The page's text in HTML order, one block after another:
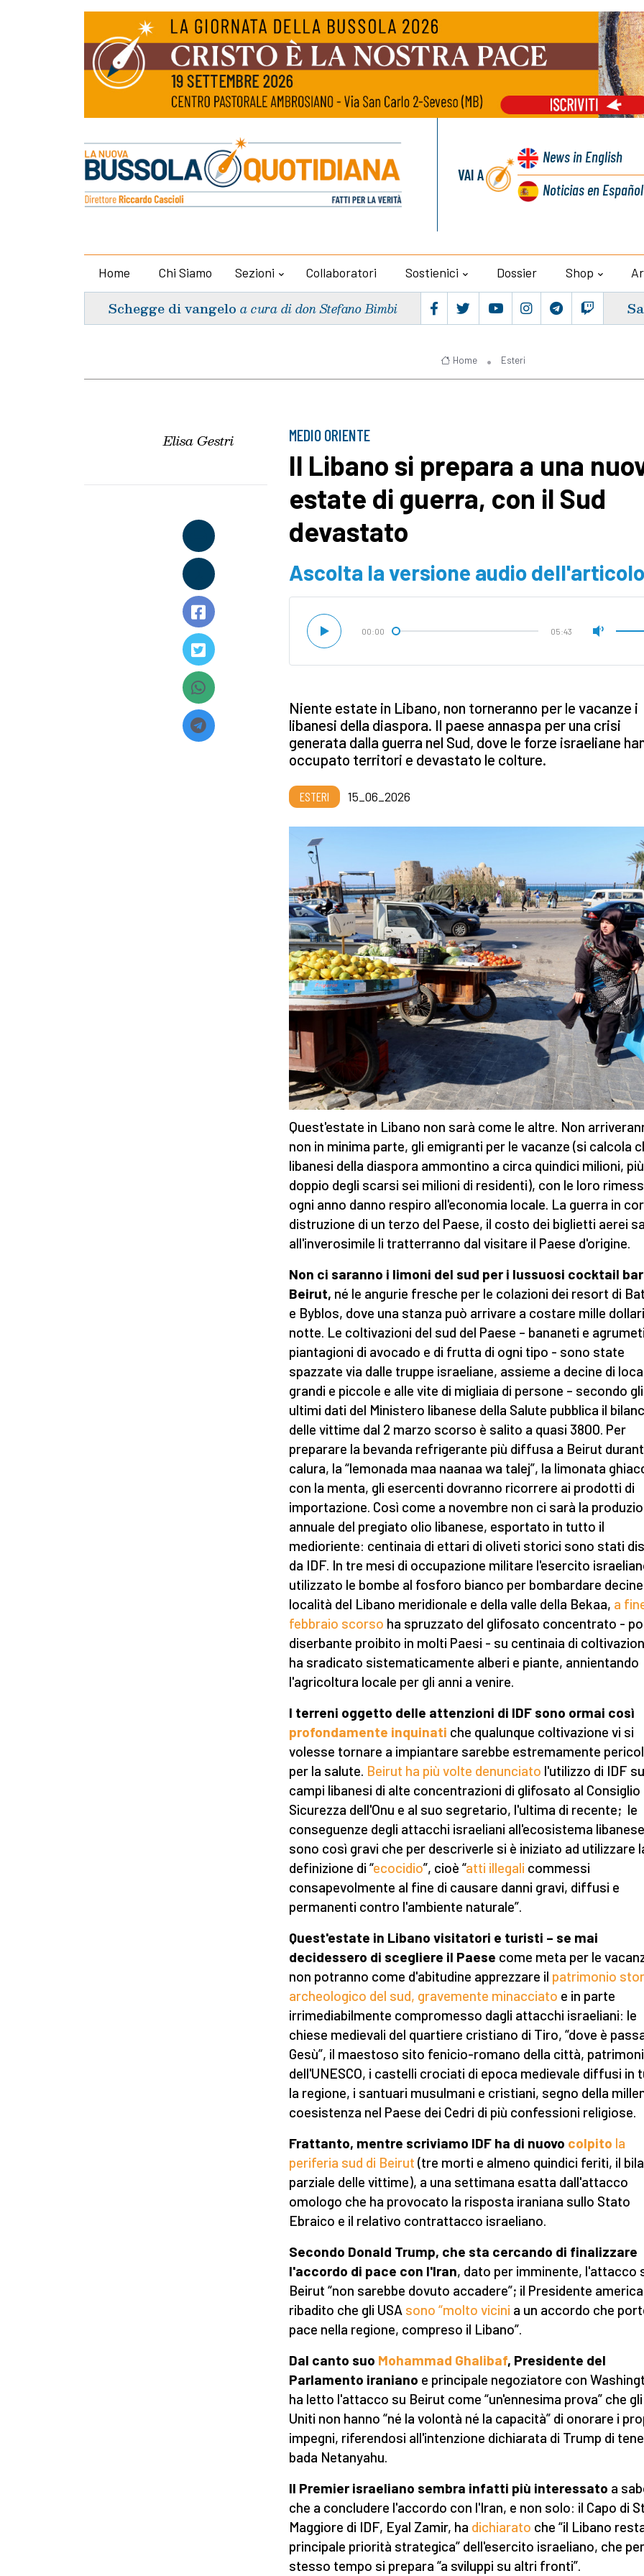
VAI A
Newsin English
Noticiasen Español
Home Chi Siamo Sezioni Collaboratori Sostienici Dossier Shop
Schegge di vangelo a cura di don Stefano Bimbi
Home Esteri
Elisa Gestri MEDIO ORIENTE
Il Libano si prepara a una
estate di guerra, con il Sud
devastato
Ascolta la versione audio dell'articolo
00:00 05:43
Niente estate in Libano, non torneranno per le vacanze i
libanesi della diaspora. Il paese annaspa per una crisi
generata dalla guerra nel Sud, dove le forze israeliane
occupato territori e devastato le colture.
ESTERI 15_06_2026
Quest'estate in Libano non sarà come le altre. Non
non in minima parte, gli emigranti per le vacanze (si calcola
libanesi della diaspora ammontino a circa quindici milioni,
doppio degli scarsi sei milioni di residenti), con le loro
ogni anno danno respiro all'economia locale. La guerra in
distruzione di un terzo del Paese, il costo dei biglietti aerei
all'inverosimile li tratterranno dal visitare il Paese d'origine.
Non ci saranno i limoni del sud per i lussuosi cocktail
Beirut, né le angurie fresche per le colazioni dei resort di
e Byblos, dove una stanza può arrivare a costare mille
notte. Le coltivazioni del sud del Paese – bananeti e
piantagioni di avocado e di frutta di ogni tipo - sono state
spazzate via dalle truppe israeliane, assieme a decine di
grandi e piccole e alle vite di migliaia di persone – secondo gli
ultimi dati del Ministero libanese della Salute pubblica il
delle vittime dal 2 marzo scorso è salito a quasi 3800. Per
preparare la bevanda refrigerante più diffusa a Beirut
calura, la “lemonada maa naanaa wa talej”, la limonata
con la menta, gli esercenti dovranno ricorrere ai prodotti di
importazione. Così come a novembre non ci sarà la
annuale del pregiato olio libanese, esportato in tutto il
medioriente: centinaia di ettari di oliveti storici sono stati
da IDF. In tre mesi di occupazione militare l'esercito
utilizzato le bombe al fosforo bianco per bombardare
località del Libano meridionale e della valle della Bekaa, a
febbraio scorso ha spruzzato del glifosato concentrato -
diserbante proibito in molti Paesi - su centinaia di
ha sradicato sistematicamente alberi e piante, annientando
l'agricoltura locale per gli anni a venire.
I terreni oggetto delle attenzioni di IDF sono ormai così
profondamente inquinati che qualunque coltivazione vi si
volesse tornare a impiantare sarebbe estremamente
per la salute. Beirut ha più volte denunciato l'utilizzo di IDF
campi libanesi di alte concentrazioni di glifosato al Consiglio
Sicurezza dell'Onu e al suo segretario, l'ultima di recente; le
conseguenze degli attacchi israeliani all'ecosistema libanese
sono così gravi che per descriverle si è iniziato ad utilizzare
definizione di “ecocidio”, cioè “atti illegali commessi
consapevolmente al fine di causare danni gravi, diffusi e
permanenti contro l'ambiente naturale”.
Quest'estate in Libano visitatori e turisti – se mai
decidessero di scegliere il Paese come meta per le
non potranno come d'abitudine apprezzare il patrimonio
archeologico del sud, gravemente minacciato e in parte
irrimediabilmente compromesso dagli attacchi israeliani: le
chiese medievali del quartiere cristiano di Tiro, “dove è
Gesù”, il maestoso sito fenicio-romano della città,
dell'UNESCO, i castelli crociati di epoca medievale diffusi in
la regione, i santuari musulmani e cristiani, segno della
coesistenza nel Paese dei Cedri di più confessioni religiose.
Frattanto, mentre scriviamo IDF ha di nuovo colpito la
periferia sud di Beirut (tre morti e almeno quindici feriti, il
parziale delle vittime), a una settimana esatta dall'attacco
omologo che ha provocato la risposta iraniana sullo Stato
Ebraico e il relativo contrattacco israeliano.
Secondo Donald Trump, che sta cercando di finalizzare
l'accordo di pace con l'Iran, dato per imminente, l'attacco
Beirut “non sarebbe dovuto accadere”; il Presidente
ribadito che gli USA sono “molto vicini a un accordo che
pace nella regione, compreso il Libano”.
Dal canto suo Mohammad Ghalibaf, Presidente del
Parlamento iraniano e principale negoziatore con
ha letto l'attacco su Beirut come “un'ennesima prova” che
Uniti non hanno “né la volontà né la capacità” di onorare i
impegni, riferendosi all'intenzione dichiarata di Trump di
bada Netanyahu.
Il Premier israeliano sembra infatti più interessato a
che a concludere l'accordo con l'Iran, e non solo: il Capo di
Maggiore di IDF, Eyal Zamir, ha dichiarato che “il Libano
principale priorità strategica” dell'esercito israeliano, che
stesso tempo si prepara “a sviluppi su altri fronti”.